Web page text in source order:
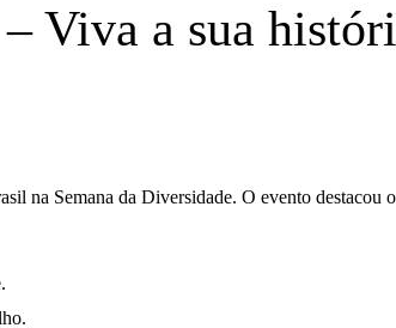
Viva a sua
na Semana da Diversidade. O evento destacou